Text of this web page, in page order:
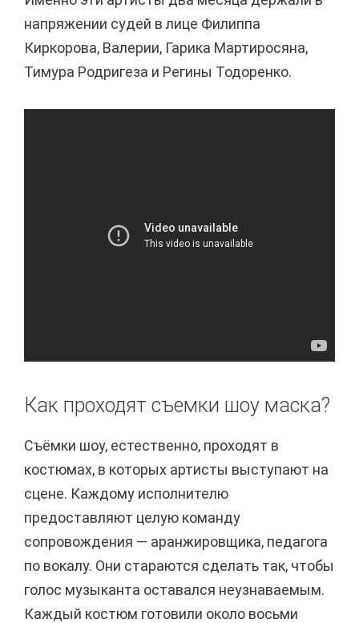
напряжении судей в лице Филиппа
Киркорова, Валерии, Гарика Мартиросяна,
Тимура Родригеза и Регины Тодоренко.
Как проходят съемки шоу маска?
Съёмки шоу, естественно, проходят в
костюмах, в которых артисты выступают на
сцене. Каждому исполнителю
предоставляют целую команду
сопровождения — аранжировщика, педагога
по вокалу. Они стараются сделать так, чтобы
голос музыканта оставался неузнаваемым.
Каждый костюм готовили около восьми